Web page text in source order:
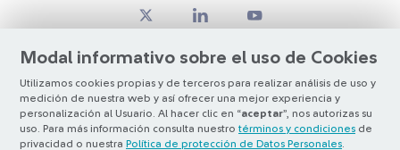
Modal informativo sobre el uso de Cookies
Utilizamos cookies propias y de terceros para realizar análisis de uso y
medición de nuestra web y así ofrecer una mejor experiencia y
personalización al Usuario. Al hacer clic en “aceptar”, nos autorizas su
uso. Para más información consulta nuestro términos y condiciones de
privacidad o nuestra Política de protección de Datos Personales
© Copyright Grupo SURA 2026